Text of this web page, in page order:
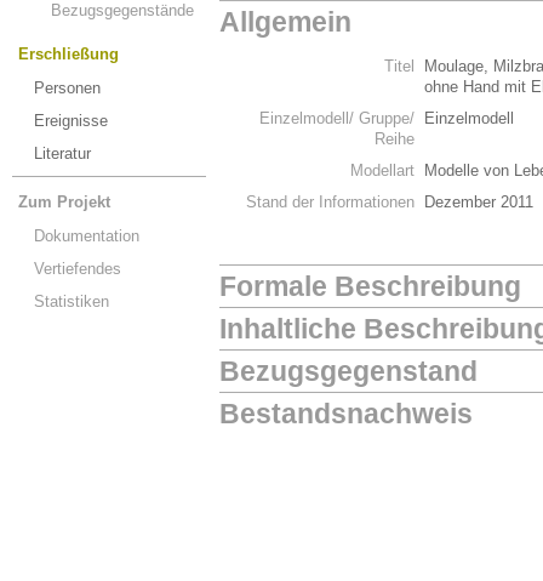
Bezugsgegenstände
Erschließung
Personen
Ereignisse
Literatur
Zum Projekt
Dokumentation
Vertiefendes
Statistiken
Allgemein
Titel
Moulage,
ohne Hand mit
Einzelmodell/ Gruppe/
Reihe
Einzelmodell
Modellart
Modelle von
Stand der Informationen
Dezember 2011
Formale Beschreibung
Inhaltliche
Bezugsgegenstand
Bestandsnachweis